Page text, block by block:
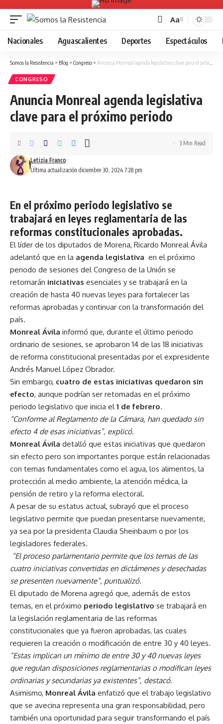
Font
Resizer
Aa
Nacionales Aguascalientes Deportes Espectáculos
Somos la Resistencia > Blog > Congreso > Anuncia Monreal agenda legislativa clave para el próximo periodo
CONGRESO
Anuncia Monreal agenda legislativa
clave para el próximo periodo
Última actualización diciembre 30, 2024 7:28 pm
Letizia Franco
3 Min Read
En el próximo periodo legislativo se
trabajará en leyes reglamentaria de las
reformas constitucionales aprobadas.
El líder de los diputados de Morena, Ricardo Monreal Ávila
adelantó que en la agenda legislativa en el próximo
periodo de sesiones del Congreso de la Unión se
retomarán iniciativas esenciales y se trabajará en la
creación de hasta 40 nuevas leyes para fortalecer las
reformas aprobadas y continuar con la transformación del
país.
Monreal Ávila informó que, durante el último periodo
ordinario de sesiones, se aprobaron 14 de las 18 iniciativas
de reforma constitucional presentadas por el expresidente
Andrés Manuel López Obrador.
Sin embargo, cuatro de estas iniciativas quedaron sin
efecto, aunque podrían ser retomadas en el próximo
periodo legislativo que inicia el1 de febrero.
“Conforme al Reglamento de la Cámara, han quedado sin
efecto 4 de esas iniciativas”, explicó.
Monreal Ávila detalló que estas iniciativas que quedaron
sin efecto pero son importantes porque están relacionadas
con temas fundamentales como el agua, los alimentos, la
protección al medio ambiente, la atención médica, la
pensión de retiro y la reforma electoral.
A pesar de su estatus actual, subrayó que el proceso
legislativo permite que puedan presentarse nuevamente,
ya sea por la presidenta Claudia Sheinbaum o por los
legisladores federales.
“El proceso parlamentario permite que los temas de las
cuatro iniciativas convertidas en dictámenes y desechadas
se presenten nuevamente”, puntualizó.
El diputado de Morena agregó que, además de estos
temas, en el próximo periodo legislativo se trabajará en
la legislación reglamentaria de las reformas
constitucionales que ya fueron aprobadas, las cuales
requieren la creación o modificación de entre 30 y 40 leyes.
“Estas implican un mínimo de entre 30 y 40 nuevas leyes
que regulan disposiciones reglamentarias o modifican leyes
ordinarias y secundarias ya existentes”, destacó.
Asimismo, Monreal Ávila enfatizó que el trabajo legislativo
que se avecina representa una gran responsabilidad, pero
también una oportunidad para seguir transformando el país